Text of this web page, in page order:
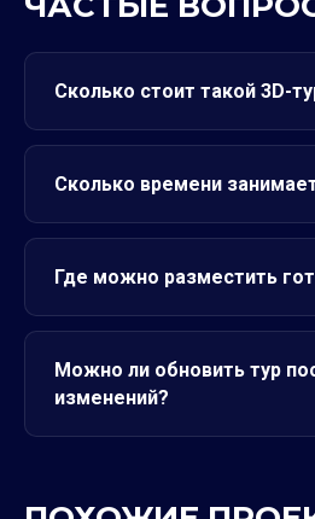
Сколько стоит такой 3D-
Сколько времени
Где можно разместить
Можно ли обновить тур
изменений?